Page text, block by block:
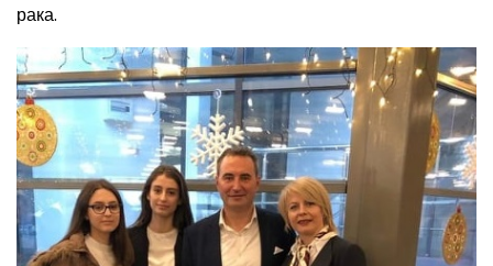
рака.